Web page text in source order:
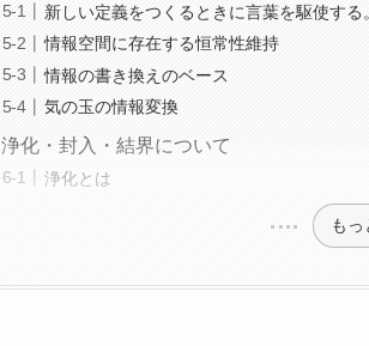
新しい定義をつくるときに言葉を駆使する
情報空間に存在する恒常性維持
情報の書き換えのベース
気の玉の情報変換
浄化・封入・結界について
浄化とは
もっ